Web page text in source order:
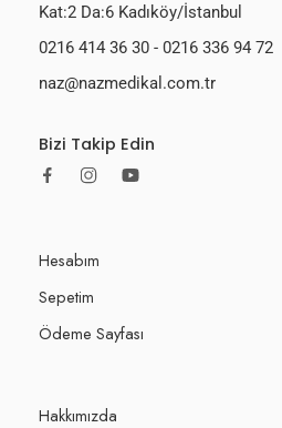
Kat:2 Da:6 Kadıköy/İstanbul
0216 414 36 30 - 0216 336 94 72
naz@nazmedikal.com.tr
Bizi Takip Edin
Hesabım
Sepetim
Ödeme Sayfası
Hakkımızda